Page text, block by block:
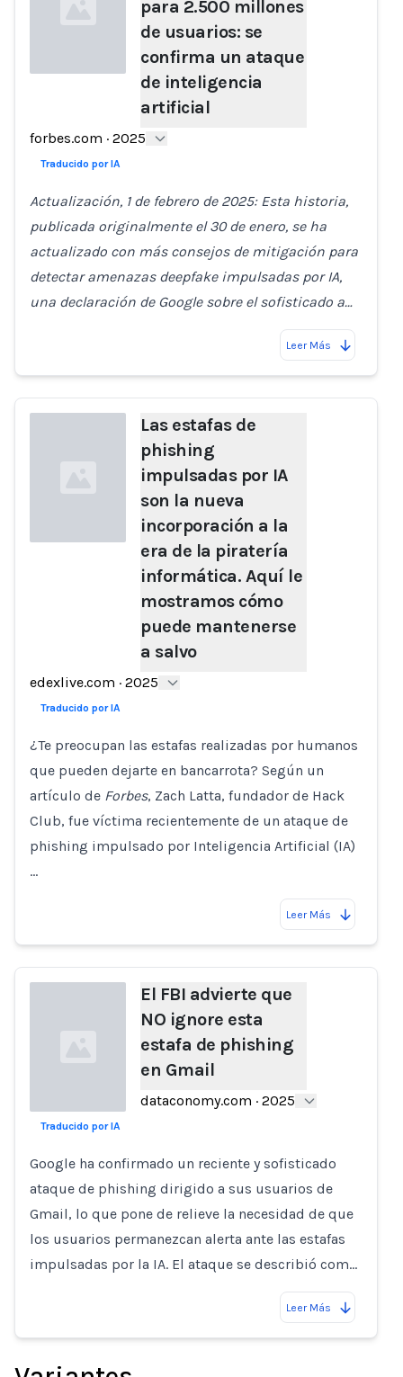
para 2.500 millones
de usuarios: se
confirma un ataque
de inteligencia
artificial
forbes.com · 2025
Traducido por IA
Actualización, 1 de febrero de 2025: Esta historia,
publicada originalmente el 30 de enero, se ha
actualizado con más consejos de mitigación para
detectar amenazas deepfake impulsadas por IA,
una declaración de Google sobre el sofisticado a…
Leer Más
Las estafas de
phishing
impulsadas por IA
son la nueva
incorporación a la
era de la piratería
informática. Aquí le
mostramos cómo
puede mantenerse
a salvo
edexlive.com · 2025
Traducido por IA
¿Te preocupan las estafas realizadas por humanos
que pueden dejarte en bancarrota? Según un
artículo de Forbes, Zach Latta, fundador de Hack
Club, fue víctima recientemente de un ataque de
phishing impulsado por Inteligencia Artificial (IA)
…
Leer Más
El FBI advierte que
NO ignore esta
estafa de phishing
en Gmail
dataconomy.com · 2025
Traducido por IA
Google ha confirmado un reciente y sofisticado
ataque de phishing dirigido a sus usuarios de
Gmail, lo que pone de relieve la necesidad de que
los usuarios permanezcan alerta ante las estafas
impulsadas por la IA. El ataque se describió com…
Leer Más